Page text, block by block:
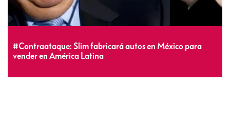
#Contraataque: Slim fabricará autos en México para
vender en América Latina